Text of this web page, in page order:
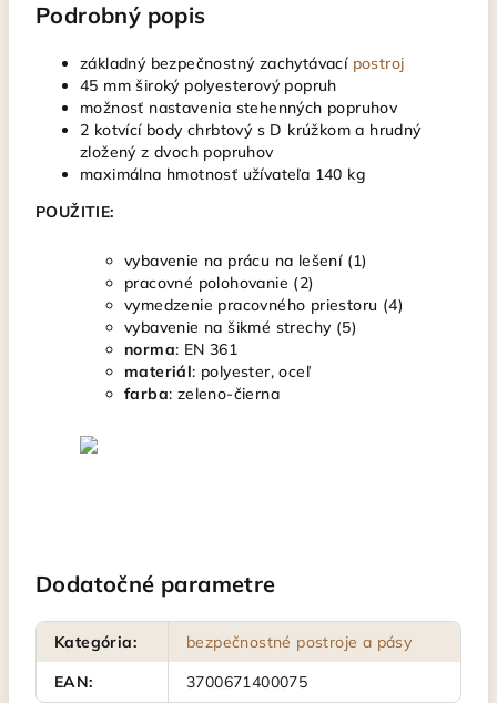
Podrobný popis
základný bezpečnostný zachytávací postroj
45 mm široký polyesterový popruh
možnosť nastavenia stehenných popruhov
2 kotvící body chrbtový s D krúžkom a hrudný
zložený z dvoch popruhov
maximálna hmotnosť užívateľa 140 kg
POUŽITIE:
vybavenie na prácu na lešení (1)
pracovné polohovanie (2)
vymedzenie pracovného priestoru (4)
vybavenie na šikmé strechy (5)
norma: EN 361
materiál: polyester, oceľ
farba: zeleno-čierna
Dodatočné parametre
Kategória:
bezpečnostné postroje a pásy
EAN: 3700671400075